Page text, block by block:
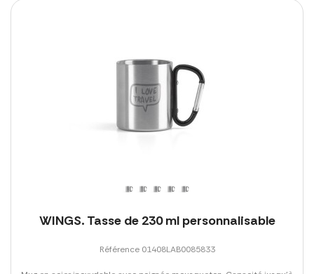
WINGS. Tasse de 230 ml personnalisable
Référence 01408LAB0085833